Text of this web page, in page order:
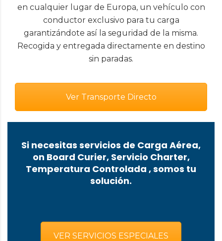
en cualquier lugar de Europa, un vehículo con
conductor exclusivo para tu carga
garantizándote así la seguridad de la misma.
Recogida y entregada directamente en destino
sin paradas.
Ver Transporte Directo
Si necesitas servicios de Carga Aérea,
on Board Curier, Servicio Charter,
Temperatura Controlada , somos tu
solución.
VER SERVICIOS ESPECIALES